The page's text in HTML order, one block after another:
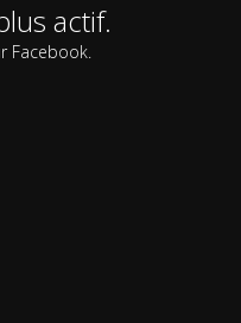
actif.
Facebook.